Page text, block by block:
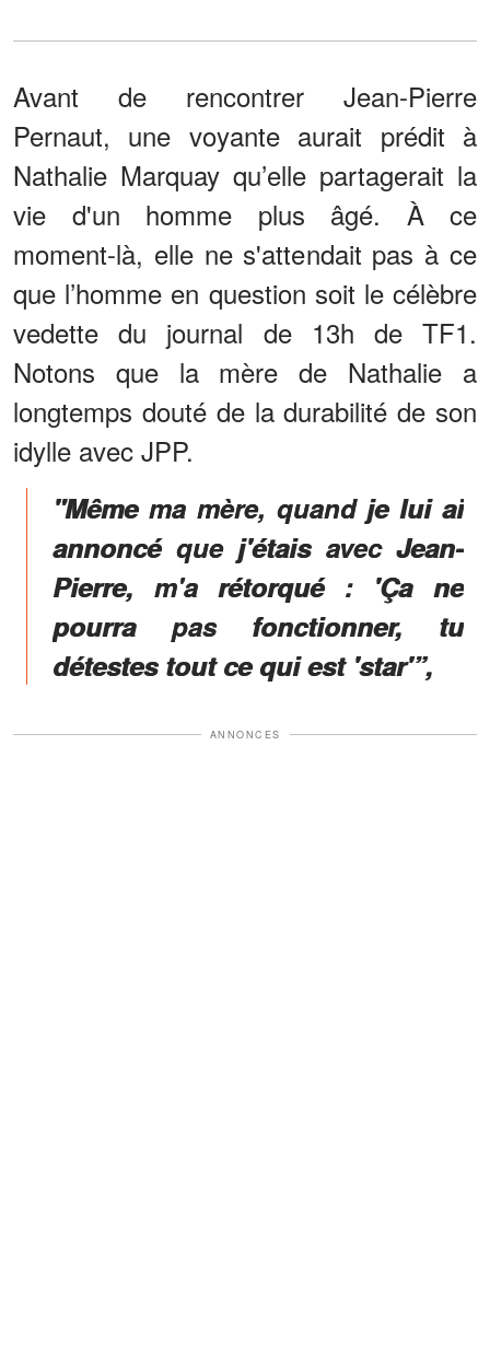
Avant de rencontrer Jean-Pierre
Pernaut, une voyante aurait prédit à
Nathalie Marquay qu’elle partagerait la
vie d'un homme plus âgé. À ce
moment-là, elle ne s'attendait pas à ce
que l’homme en question soit le célèbre
vedette du journal de 13h de TF1.
Notons que la mère de Nathalie a
longtemps douté de la durabilité de son
idylle avec JPP.
"Même ma mère, quand je lui ai
annoncé que j'étais avec Jean-
Pierre, m'a rétorqué : 'Ça ne
pourra pas fonctionner, tu
détestes tout ce qui est 'star'”,
ANNONCES